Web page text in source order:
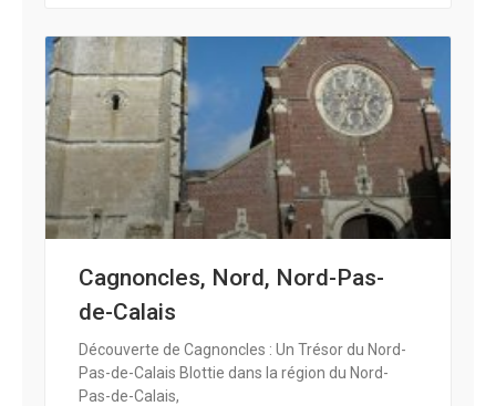
Cagnoncles, Nord, Nord-Pas-
de-Calais
Découverte de Cagnoncles : Un Trésor du Nord-
Pas-de-Calais Blottie dans la région du Nord-
Pas-de-Calais,